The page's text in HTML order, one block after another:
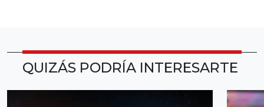
QUIZÁS PODRÍA INTERESARTE